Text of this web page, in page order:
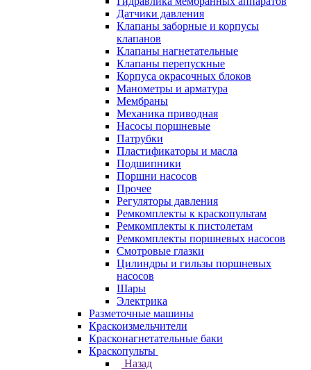
Датчики давления
Клапаны заборные и корпусы
клапанов
Клапаны нагнетательные
Клапаны перепускные
Корпуса окрасочных блоков
Манометры и арматура
Мембраны
Механика приводная
Насосы поршневые
Патрубки
Пластификаторы и масла
Подшипники
Поршни насосов
Прочее
Регуляторы давления
Ремкомплекты к краскопультам
Ремкомплекты к пистолетам
Ремкомплекты поршневых насосов
Смотровые глазки
Цилиндры и гильзы поршневых
насосов
Шары
Электрика
Разметочные машины
Краскоизмельчители
Красконагнетательные баки
Краскопульты
Назад